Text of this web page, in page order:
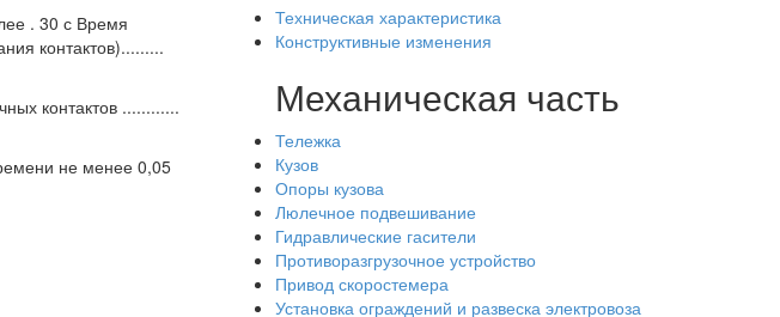
. 30 с Время
контактов).........
контактов ............
не менее 0,05
Техническая характеристика
Конструктивные изменения
Механическая часть
Тележка
Кузов
Опоры кузова
Люлечное подвешивание
Гидравлические гасители
Противоразгрузочное устройство
Привод скоростемера
Установка ограждений и развеска электровоза